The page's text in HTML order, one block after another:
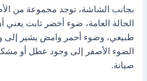
الحالة العامة، ضوء أخضر ثابت
طبيعي، وضوء أحمر وامض يشير إلى
الضوء الأصفر إلى وجود عطل أو
صيانة.